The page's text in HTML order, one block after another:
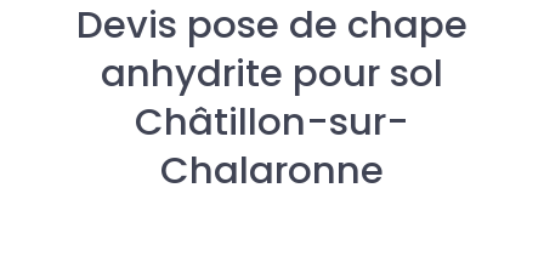
Devis pose de chape
anhydrite pour sol
Châtillon-sur-
Chalaronne